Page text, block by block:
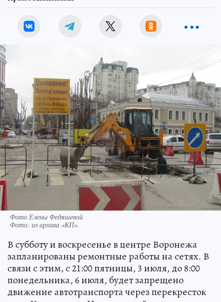
Фото Елены Федяшевой
Фото: из архива «КП».
В субботу и воскресенье в центре Воронежа
запланированы ремонтные работы на сетях. В
связи с этим, с 21:00 пятницы, 3 июля, до 8:00
понедельника, 6 июля, будет запрещено
движение автотранспорта через перекресток